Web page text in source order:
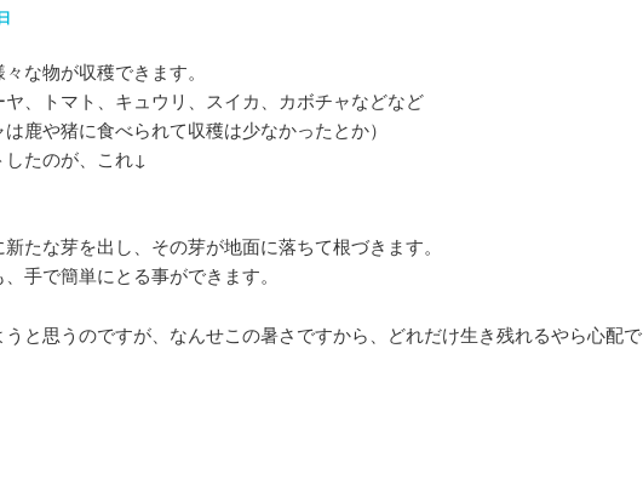
な物が収穫できます。
、トマト、キュウリ、スイカ、カボチャなどなど
は鹿や猪に食べられて収穫は少なかったとか）
たのが、これ↓
たな芽を出し、その芽が地面に落ちて根づきます。
手で簡単にとる事ができます。
と思うのですが、なんせこの暑さですから、どれだけ生き残れるやら心配で